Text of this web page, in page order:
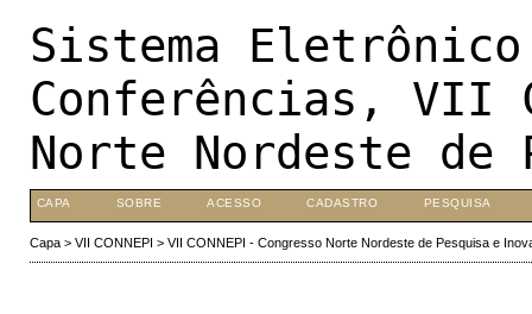
Sistema
Conferências, VII
Norte Nordeste de
CAPA SOBRE ACESSO CADASTRO PESQUISA
Capa> VII CONNEPI > VII CONNEPI - Congresso Norte Nordeste de Pesquisa e